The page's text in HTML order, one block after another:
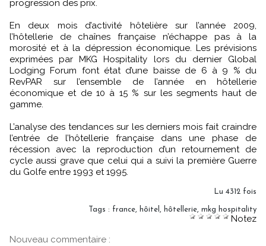
progression des prix.
En deux mois d’activité hôtelière sur l’année 2009,
l’hôtellerie de chaînes française n’échappe pas à la
morosité et à la dépression économique. Les prévisions
exprimées par MKG Hospitality lors du dernier Global
Lodging Forum font état d’une baisse de 6 à 9 % du
RevPAR sur l’ensemble de l’année en hôtellerie
économique et de 10 à 15 % sur les segments haut de
gamme.
L’analyse des tendances sur les derniers mois fait craindre
l’entrée de l’hôtellerie française dans une phase de
récession avec la reproduction d’un retournement de
cycle aussi grave que celui qui a suivi la première Guerre
du Golfe entre 1993 et 1995.
Lu 4312 fois
Tags : france hôitel hôtellerie mkg hospitality
Notez
Nouveau commentaire :